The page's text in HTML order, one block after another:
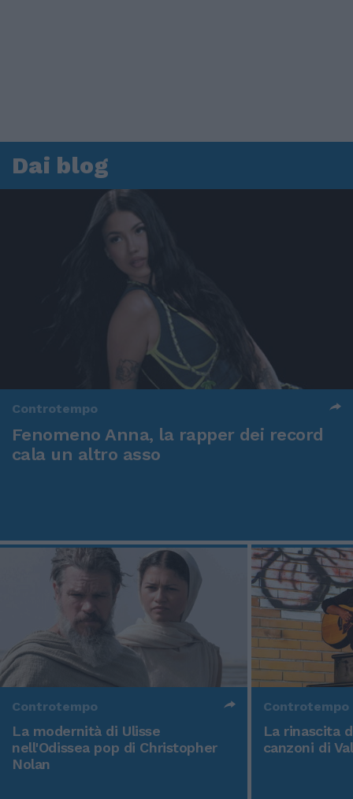
Dai blog
Controtempo
Fenomeno Anna, la rapper dei record
cala un altro asso
Controtempo
La modernità di Ulisse
nell'Odissea pop di Christopher
Nolan
Controtempo
La rinascita
canzoni di